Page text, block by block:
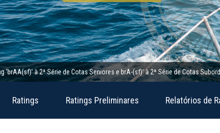
à 2ª Série de Cotas Seniores e brA-(sf)’ à 2ª Série de Cotas
Ratings Ratings Preliminares Relatórios de